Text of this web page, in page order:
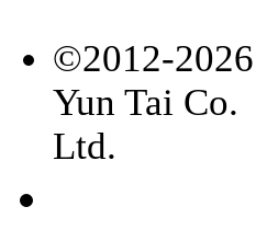
©2012-2026
Yun Tai Co.
Ltd.